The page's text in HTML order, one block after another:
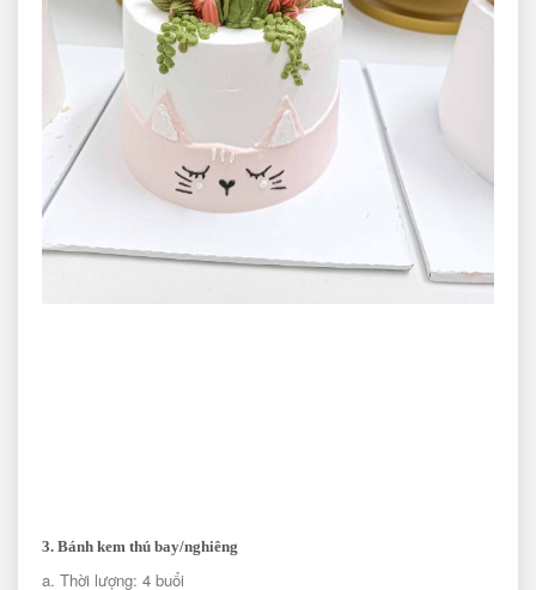
3. Bánh kem thú bay/nghiêng
a. Thời lượng: 4 buổi